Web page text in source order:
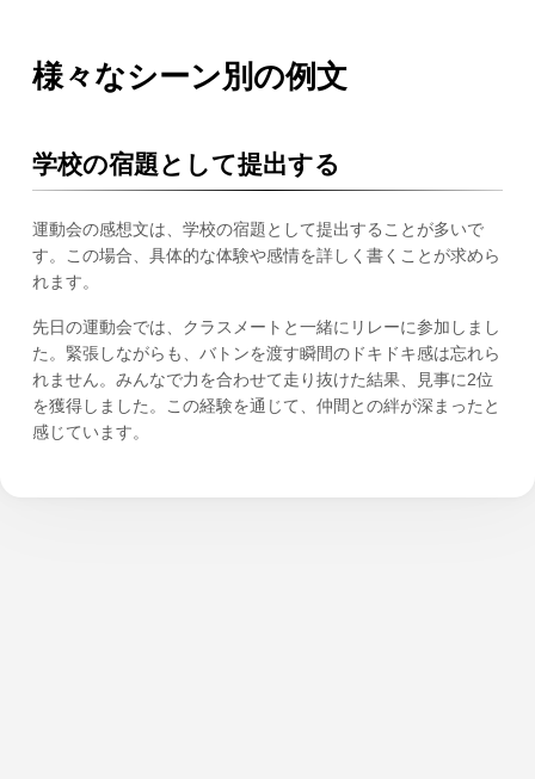
様々なシーン別の例文
学校の宿題として提出する
運動会の感想文は、学校の宿題として提出することが多いで
す。この場合、具体的な体験や感情を詳しく書くことが求めら
れます。
先日の運動会では、クラスメートと一緒にリレーに参加しまし
た。緊張しながらも、バトンを渡す瞬間のドキドキ感は忘れら
れません。みんなで力を合わせて走り抜けた結果、見事に2位
を獲得しました。この経験を通じて、仲間との絆が深まったと
感じています。